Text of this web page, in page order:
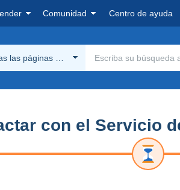
Comunidad Centro de ayuda
las páginas Delcampe
con el Servicio